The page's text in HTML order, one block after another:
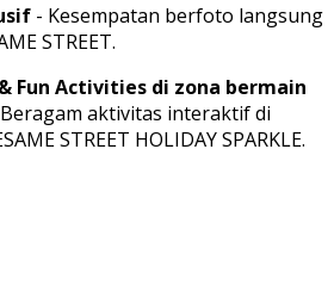
- Kesempatan berfoto langsung
STREET.
Fun Activities di zona bermain
aktivitas interaktif di
STREET HOLIDAY SPARKLE.